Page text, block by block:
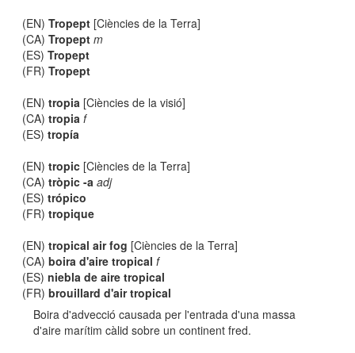
(EN)Tropept [Ciències de la Terra]
(CA)Tropept m
(ES)Tropept
(FR)Tropept
(EN)tropia [Ciències de la visió]
(CA)tropia f
(ES)tropía
(EN)tropic [Ciències de la Terra]
(CA)tròpic -a adj
(ES)trópico
(FR)tropique
(EN)tropical air fog [Ciències de la Terra]
(CA)boira d'aire tropical f
(ES)niebla de aire tropical
(FR)brouillard d'air tropical
Boira d'advecció causada per l'entrada d'una massa
d'aire marítim càlid sobre un continent fred.